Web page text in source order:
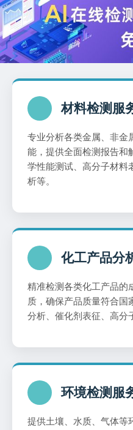
材料检测服
专业分析各类金属、非金
能，提供全面检测报告和
学性能测试、高分子材料
析等。
化工产品分
精准检测各类化工产品的
质，确保产品质量符合国
分析、催化剂表征、高分
环境检测服
提供土壤、水质、气体等